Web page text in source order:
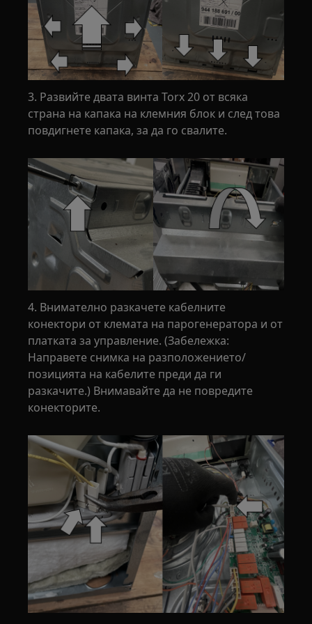
3. Развийте двата винта Torx 20 от всяка
страна на капака на клемния блок и след това
повдигнете капака, за да го свалите.
4. Внимателно разкачете кабелните
конектори от клемата на парогенератора и от
платката за управление. (Забележка:
Направете снимка на разположението/
позицията на кабелите преди да ги
разкачите.) Внимавайте да не повредите
конекторите.